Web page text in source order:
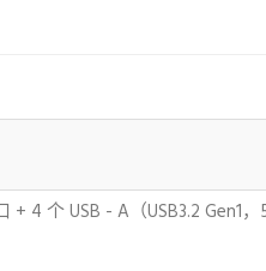
+ 4 个 USB - A（USB3.2 Gen1